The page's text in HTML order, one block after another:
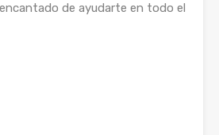
de ayudarte en todo el